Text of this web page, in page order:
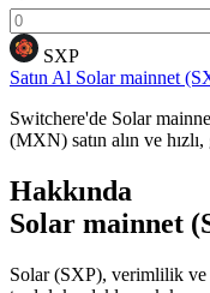
SXP
Satın Al Solar mainnet
Switchere'de Solar
(MXN) satın alın ve
Hakkında
Solar mainnet
Solar (SXP), verimlilik ve